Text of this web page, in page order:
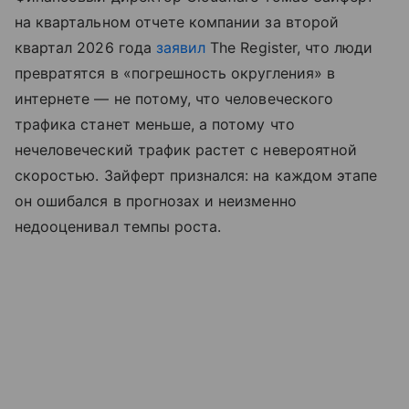
на квартальном отчете компании за второй
квартал 2026 года заявил The Register, что люди
превратятся в «погрешность округления» в
интернете — не потому, что человеческого
трафика станет меньше, а потому что
нечеловеческий трафик растет с невероятной
скоростью. Зайферт признался: на каждом этапе
он ошибался в прогнозах и неизменно
недооценивал темпы роста.